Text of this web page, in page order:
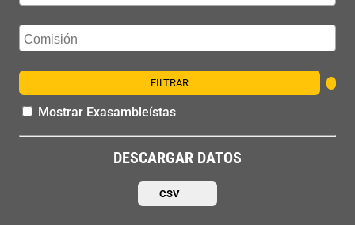
FILTRAR
Mostrar Exasambleístas
DESCARGAR DATOS
CSV